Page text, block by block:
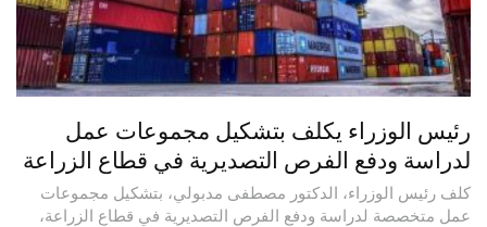
رئيس الوزراء يكلف بتشكيل مجموعات عمل
لدراسة ودفع الفرص التصديرية في قطاع الزراعة
كلف رئيس الوزراء، الدكتور مصطفى مدبولي، بتشكيل مجموعات
عمل متخصصة لدراسة ودفع الفرص التصديرية في قطاع الزراعة،